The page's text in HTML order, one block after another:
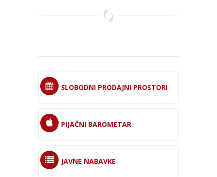
SLOBODNI PRODAJNI PROSTORI
PIJAČNI BAROMETAR
JAVNE NABAVKE